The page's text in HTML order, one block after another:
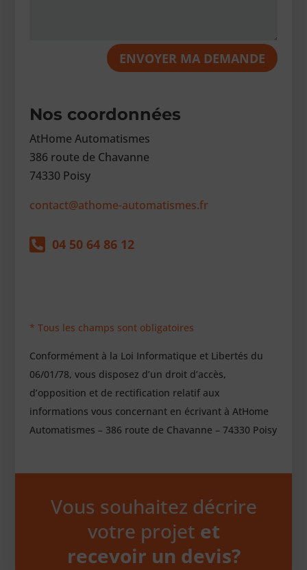
ENVOYER MA DEMANDE
Nos coordonnées
AtHome Automatismes
386 route de Chavanne
74330 Poisy
contact@athome-automatismes.fr
 04 50 64 86 12
* Tous les champs sont obligatoires
Conformément à la Loi Informatique et Libertés du
06/01/78, vous disposez d’un droit d’accès,
d’opposition et de rectification relatif aux
informations vous concernant en écrivant à AtHome
Automatismes – 386 route de Chavanne – 74330 Poisy
Vous souhaitez décrire
votre projet et
recevoir un devis?